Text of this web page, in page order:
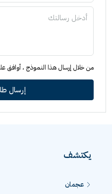
من خلال إرسال هذا النموذج ، أوافق
إرسال
يكتشف
عجمان